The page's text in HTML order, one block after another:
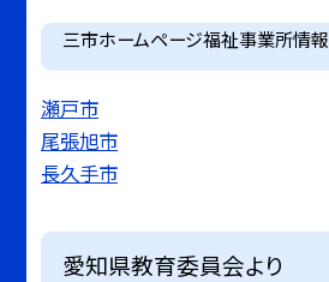
三市ホームページ福祉事業所情報
瀬戸市
尾張旭市
長久手市
愛知県教育委員会より